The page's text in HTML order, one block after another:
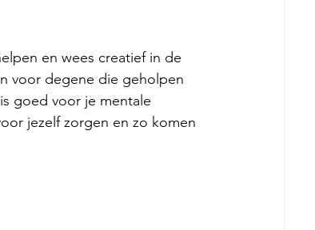
en wees creatief in de
voor degene die geholpen
goed voor je mentale
jezelf zorgen en zo komen